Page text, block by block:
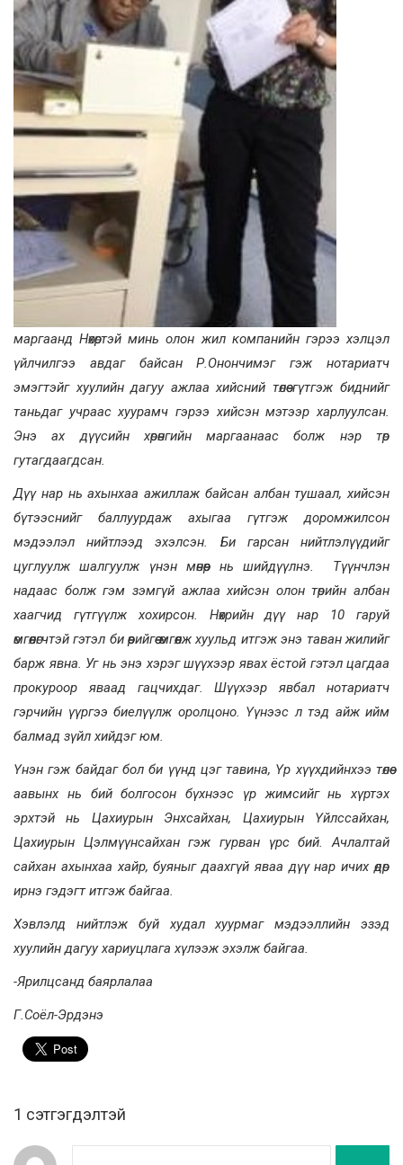
маргаанд Нөхөртэй минь олон жил компанийн гэрээ хэлцэл
үйлчилгээ авдаг байсан Р.Онончимэг гэж нотариатч
эмэгтэйг хуулийн дагуу ажлаа хийсний төлөө гүтгэж биднийг
таньдаг учраас хуурамч гэрээ хийсэн мэтээр харлуулсан.
Энэ ах дүүсийн хөрөнгийн маргаанаас болж нэр төр
гутагдаагдсан.
Дүү нар нь ахынхаа ажиллаж байсан албан тушаал, хийсэн
бүтээснийг баллуурдаж ахыгаа гүтгэж доромжилсон
мэдээлэл нийтлээд эхэлсэн. Би гарсан нийтлэлүүдийг
цуглуулж шалгуулж үнэн мөнөөр нь шийдүүлнэ. Түүнчлэн
надаас болж гэм зэмгүй ажлаа хийсэн олон төрийн албан
хаагчид гүтгүүлж хохирсон. Нөхрийн дүү нар 10 гаруй
өмгөөлөгчтэй гэтэл би өөрийгөө өмгөөлж хуульд итгэж энэ таван жилийг
барж явна. Уг нь энэ хэрэг шүүхээр явах ёстой гэтэл цагдаа
прокуроор яваад гацчихдаг. Шүүхээр явбал нотариатч
гэрчийн үүргээ биелүүлж оролцоно. Үүнээс л тэд айж ийм
балмад зүйл хийдэг юм.
Үнэн гэж байдаг бол би үүнд цэг тавина, Үр хүүхдийнхээ төлөө
аавынх нь бий болгосон бүхнээс үр жимсийг нь хүртэх
эрхтэй нь Цахиурын Энхсайхан, Цахиурын Үйлссайхан,
Цахиурын Цэлмүүнсайхан гэж гурван үрс бий. Ачлалтай
сайхан ахынхаа хайр, буяныг даахгүй яваа дүү нар ичих өдөр
ирнэ гэдэгт итгэж байгаа.
Хэвлэлд нийтлэж буй худал хуурмаг мэдээллийн эзэд
хуулийн дагуу хариуцлага хүлээж эхэлж байгаа.
-Ярилцсанд баярлалаа
Г.Соёл-Эрдэнэ
1 сэтгэгдэлтэй